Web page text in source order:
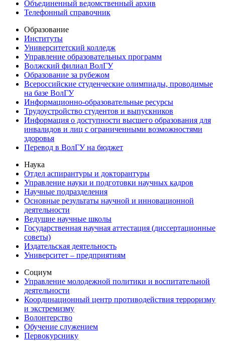
Объединенный ведомственный архив
Телефонный справочник
Образование
Институты
Университетский колледж
Управление образовательных программ
Волжский филиал ВолГУ
Образование за рубежом
Всероссийские студенческие олимпиады, проводимые
на базе ВолГУ
Информационно-образовательные ресурсы
Трудоустройство студентов и выпускников
Информация о доступности высшего образования для
инвалидов и лиц с ограниченными возможностями
здоровья
Перевод в ВолГУ на бюджет
Наука
Отдел аспирантуры и докторантуры
Управление науки и подготовки научных кадров
Научные подразделения
Основные результаты научной и инновационной
деятельности
Ведущие научные школы
Государственная научная аттестация (диссертационные
советы)
Издательская деятельность
Университет – предприятиям
Социум
Управление молодежной политики и воспитательной
деятельности
Координационный центр противодействия терроризму
и экстремизму
Волонтерство
Обучение служением
Первокурснику